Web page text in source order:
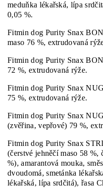
meduňka lékařská, lípa
0,05 %.
Fitmin dog Purity Snax
maso 76 %, extrudovaná
Fitmin dog Purity Snax
72 %, extrudovaná rýže.
Fitmin dog Purity Snax
75 %, extrudovaná rýže.
Fitmin dog Purity Snax
(zvěřina, vepřové) 79 %,
Fitmin dog Purity Snax
(čerstvé jehněčí maso 58 %,
%), amarantová mouka,
dvoudomá, smetánka
lékařská, lípa srdčitá), řasa